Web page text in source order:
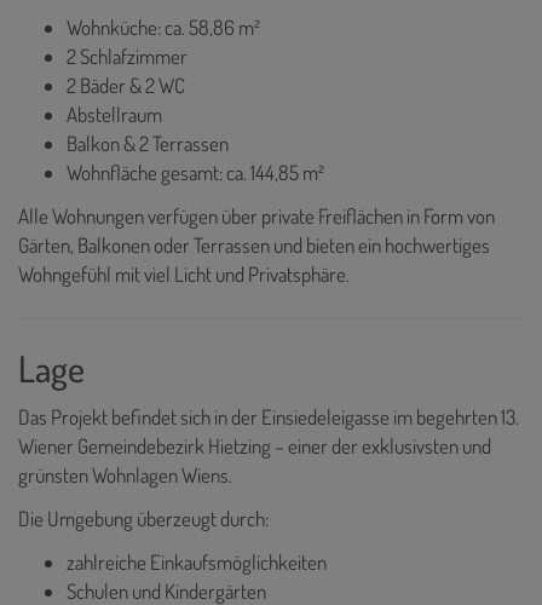
Wohnküche: ca. 58,86 m²
2 Schlafzimmer
2 Bäder & 2 WC
Abstellraum
Balkon & 2 Terrassen
Wohnfläche gesamt: ca. 144,85 m²
Alle Wohnungen verfügen über private Freiflächen in Form von
Gärten, Balkonen oder Terrassen und bieten ein hochwertiges
Wohngefühl mit viel Licht und Privatsphäre.
Lage
Das Projekt befindet sich in der Einsiedeleigasse im begehrten 13.
Wiener Gemeindebezirk Hietzing – einer der exklusivsten und
grünsten Wohnlagen Wiens.
Die Umgebung überzeugt durch:
zahlreiche Einkaufsmöglichkeiten
Schulen und Kindergärten